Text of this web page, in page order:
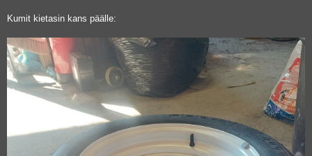
Kumit kietasin kans päälle: